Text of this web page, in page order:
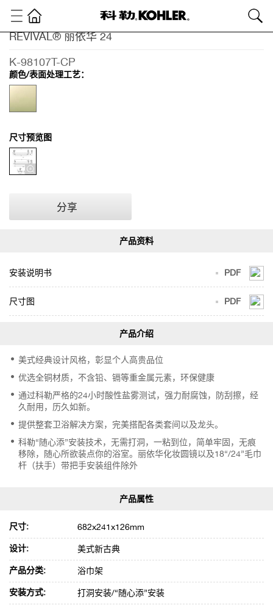
REVIVAL® 丽依华 24
K-98107T-CP
颜色/表面处理工艺：
尺寸预览图
分享
PDF
安装说明书
PDF
尺寸图
美式经典设计风格，彰显个人高贵品位
优选全铜材质，不含铅、镉等重金属元素，环保健康
通过科勒严格的24小时酸性盐雾测试，强力耐腐蚀，防刮擦，经
久耐用，历久如新。
提供整套卫浴解决方案，完美搭配各类套间以及龙头。
科勒“随心添”安装技术，无需打洞，一粘到位，简单牢固，无痕
移除，随心所欲装点你的浴室。丽依华化妆圆镜以及18“/24”毛巾
杆（扶手）带把手安装组件除外
尺寸: 682x241x126mm
设计: 美式新古典
产品分类: 浴巾架
安装方式: 打洞安装/“随心添”安装